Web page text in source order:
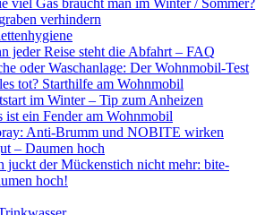
viel Gas braucht man im Winter / Sommer?
verhindern
jeder Reise steht die Abfahrt – FAQ
oder Waschanlage: Der Wohnmobil-Test
tot? Starthilfe am Wohnmobil
im Winter – Tip zum Anheizen
ist ein Fender am Wohnmobil
Anti-Brumm und NOBITE wirken
– Daumen hoch
juckt der Mückenstich nicht mehr: bite-
hoch!